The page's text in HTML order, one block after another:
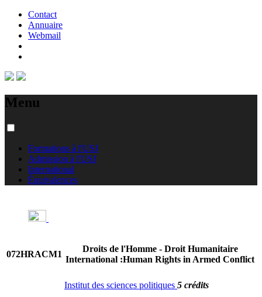
Contact
Annuaire
Webmail
Menu
Formations à l'USJ
Admission à l'USJ
International
Équivalences
072HRACM1
Droits de l'Homme - Droit Humanitaire
International :Human Rights in Armed Conflict
Institut des sciences politiques 5 crédits